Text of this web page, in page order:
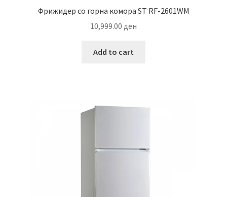
Фрижидер со горна комора ST RF-2601WM
10,999.00 ден
Add to cart